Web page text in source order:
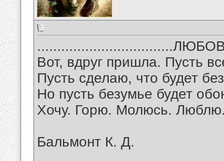
Вот, вдруг пришла. Пусть
Пусть сделаю, что будет
Но пусть безумье будет
Хочу. Горю. Молюсь.
Бальмонт К. Д.